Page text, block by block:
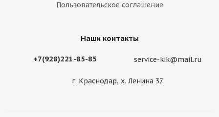
Пользовательское соглашение
Наши контакты
+7(928)221-85-85 service-kik@mail.ru
г. Краснодар, х. Ленина 37